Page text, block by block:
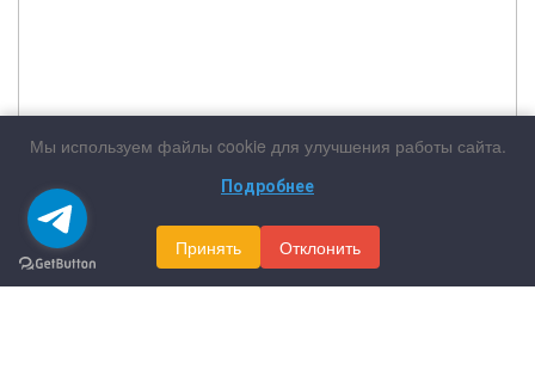
Мы используем файлы cookie для улучшения работы сайта.
Подробнее
Принять Отклонить